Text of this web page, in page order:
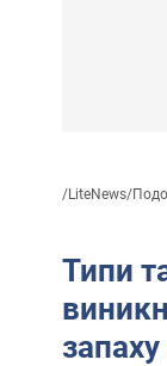
/LiteNews/
Типи
запаху